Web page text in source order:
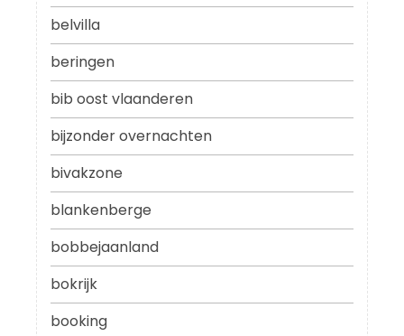
belvilla
beringen
bib oost vlaanderen
bijzonder overnachten
bivakzone
blankenberge
bobbejaanland
bokrijk
booking